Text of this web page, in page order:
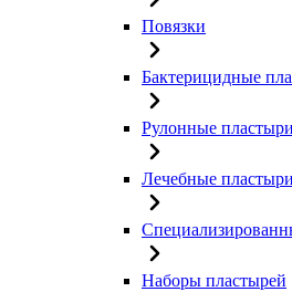
Повязки
Бактерицидные
Рулонные пластыри
Лечебные пластыри
Наборы пластырей